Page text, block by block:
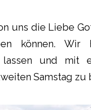
uns die Liebe
können. Wir
und mit
Samstag zu